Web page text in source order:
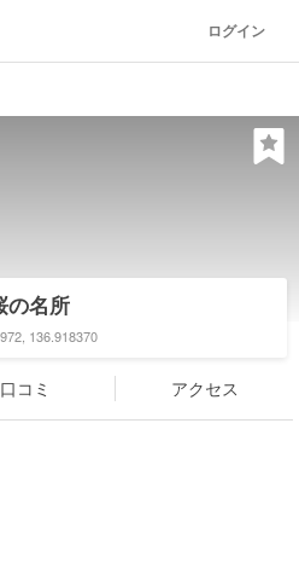
ログイン
の名所
136.918370
口コミ アクセス